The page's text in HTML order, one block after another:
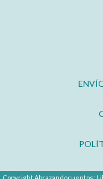
Copyright Abrazandocuentos: